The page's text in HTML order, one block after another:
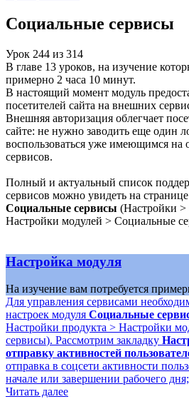
Социальные сервисы
Урок 244 из 314
В главе 13 уроков, на изучение
примерно 2 часа 10 минут.
В настоящий момент модуль
посетителей сайта на внешних
Внешняя авторизация облегчает
сайте: не нужно заводить еще один
воспользоваться уже имеющимся на
сервисов.
Полный и актуальный список
сервисов можно увидеть на
Социальные сервисы (Настройки >
Настройки модулей > Социальные
Настройка модуля
На изучение вам потребуется
Для управления сервисами
настроек модуля Социальные
Настройки продукта > Настройки
сервисы). Рассмотрим закладку
отправку активностей
отправка в соцсети активности
начале или завершении рабочего дня;
Читать далее